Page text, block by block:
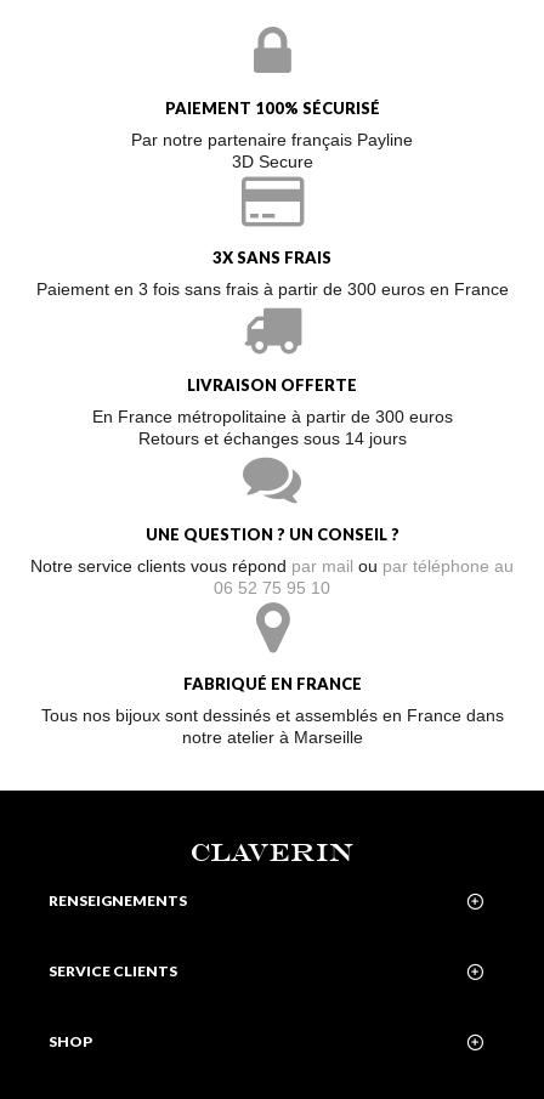
PAIEMENT 100% SÉCURISÉ
Par notre partenaire français Payline
3D Secure
3X SANS FRAIS
Paiement en 3 fois sans frais à partir de 300 euros en France
LIVRAISON OFFERTE
En France métropolitaine à partir de 300 euros
Retours et échanges sous 14 jours
UNE QUESTION ? UN CONSEIL ?
Notre service clients vous répond par mail ou par téléphone au
06 52 75 95 10
FABRIQUÉ EN FRANCE
Tous nos bijoux sont dessinés et assemblés en France dans
notre atelier à Marseille
CLAVERIN
RENSEIGNEMENTS
SERVICE CLIENTS
SHOP